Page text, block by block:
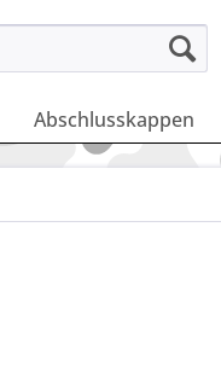
Abschlusskappen